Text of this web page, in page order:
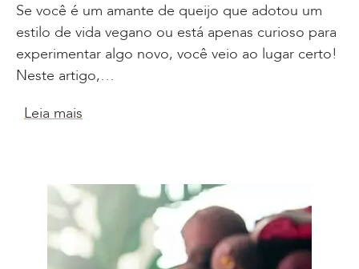
Se você é um amante de queijo que adotou um
estilo de vida vegano ou está apenas curioso para
experimentar algo novo, você veio ao lugar certo!
Neste artigo,…
Leia mais